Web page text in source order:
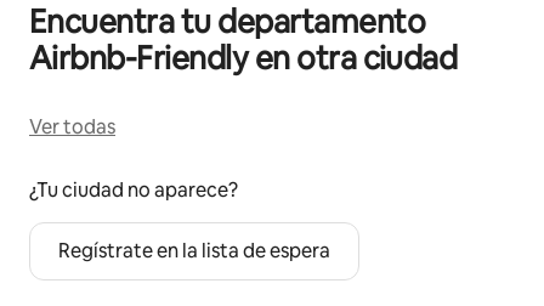
Encuentra tu departamento
Airbnb-Friendly en otra ciudad
Ver todas
¿Tu ciudad no aparece?
Regístrate en la lista de espera